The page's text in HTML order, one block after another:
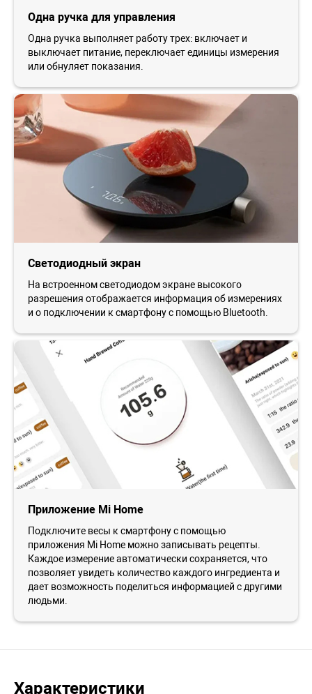
Одна ручка для управления
Одна ручка выполняет работу трех: включает и
выключает питание, переключает единицы измерения
или обнуляет показания.
Светодиодный экран
На встроенном светодиодом экране высокого
разрешения отображается информация об измерениях
и о подключении к смартфону с помощью Bluetooth.
Приложение Mi Home
Подключите весы к смартфону с помощью
приложения Mi Home можно записывать рецепты.
Каждое измерение автоматически сохраняется, что
позволяет увидеть количество каждого ингредиента и
дает возможность поделиться информацией с другими
людьми.
Характеристики